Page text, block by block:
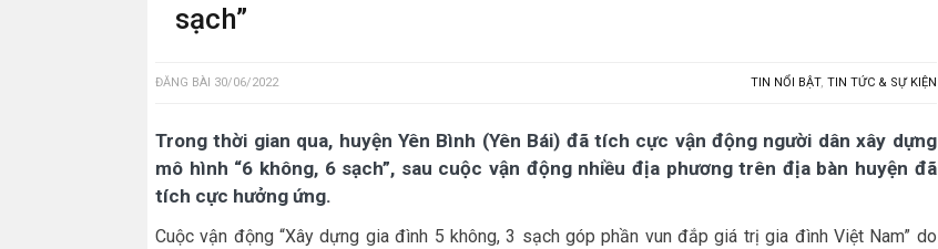
sạch”
ĐĂNG BÀI 30/06/2022 TIN NỔI BẬT, TIN TỨC & SỰ KIỆN
Trong thời gian qua, huyện Yên Bình (Yên Bái) đã tích cực vận động người dân xây dựng
mô hình “6 không, 6 sạch”, sau cuộc vận động nhiều địa phương trên địa bàn huyện đã
tích cực hưởng ứng.
Cuộc vận động “Xây dựng gia đình 5 không, 3 sạch góp phần vun đắp giá trị gia đình Việt Nam” do